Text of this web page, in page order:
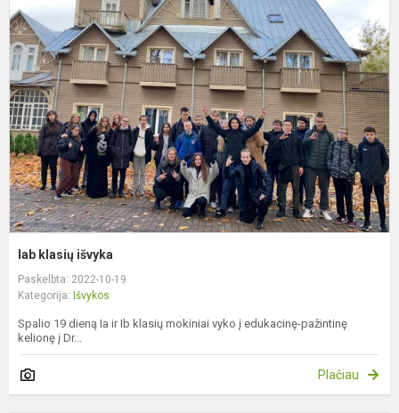
Iab klasių išvyka
Paskelbta: 2022-10-19
Kategorija: Išvykos
Spalio 19 dieną Ia ir Ib klasių mokiniai vyko į edukacinę-pažintinę
kelionę į Dr...
Plačiau